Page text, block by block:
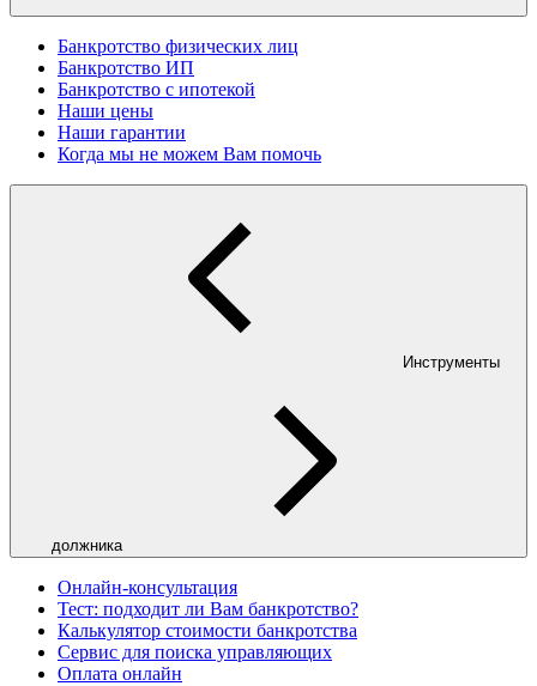
Банкротство физических лиц
Банкротство ИП
Банкротство с ипотекой
Наши цены
Наши гарантии
Когда мы не можем Вам помочь
Инструменты
должника
Онлайн-консультация
Тест: подходит ли Вам банкротство?
Калькулятор стоимости банкротства
Сервис для поиска управляющих
Оплата онлайн